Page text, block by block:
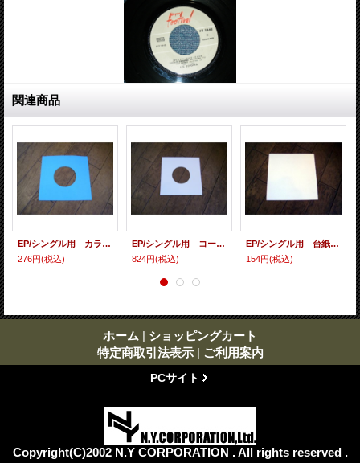
関連商品
EP/シングル用 カラースリーヴ（全4色） 5枚セット (カラー指定してください）
276円(税込)
EP/シングル用 コート紙丸穴ジャケ （10枚セット）
824円(税込)
EP/シングル用 台紙 10枚セット
154円(税込)
ホーム | ショッピングカート
特定商取引法表示 | ご利用案内
PCサイト
Copyright(C)2002 N.Y CORPORATION . All rights reserved .